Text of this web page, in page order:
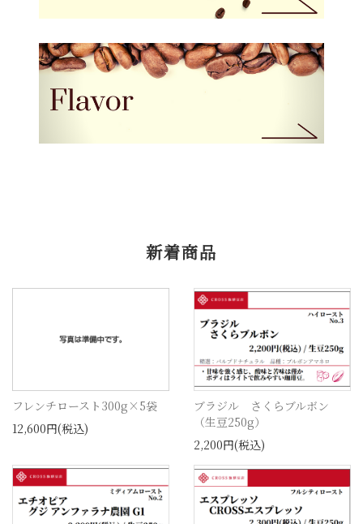
新着商品
フレンチロースト300g×5袋
12,600円(税込)
ブラジル さくらブルボン
（生豆250g）
2,200円(税込)